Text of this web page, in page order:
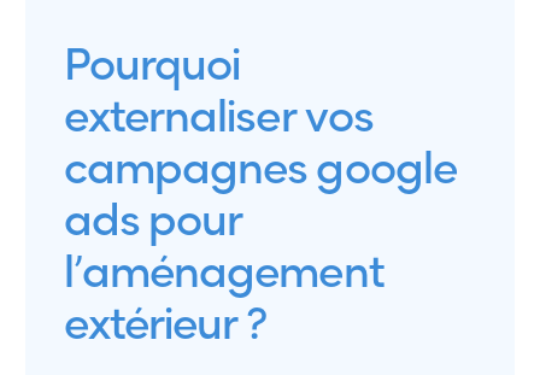
Pourquoi
externaliser vos
campagnes google
ads pour
l’aménagement
extérieur ?